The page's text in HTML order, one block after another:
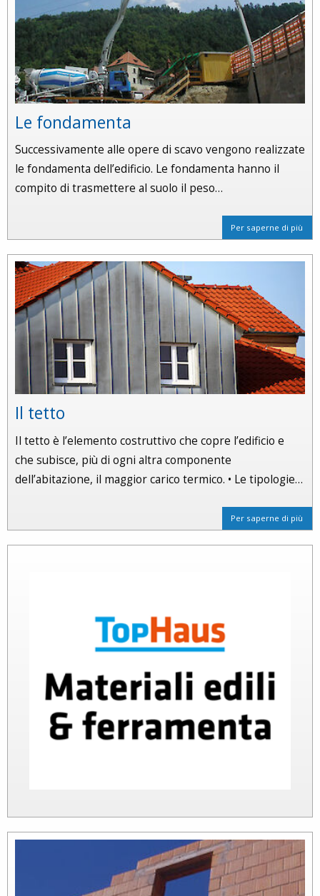
Le fondamenta
Successivamente alle opere di scavo vengono realizzate
le fondamenta dell’edificio. Le fondamenta hanno il
compito di trasmettere al suolo il peso…
Per saperne di più
Il tetto
Il tetto è l’elemento costruttivo che copre l’edificio e
che subisce, più di ogni altra componente
dell’abitazione, il maggior carico termico. • Le tipologie…
Per saperne di più